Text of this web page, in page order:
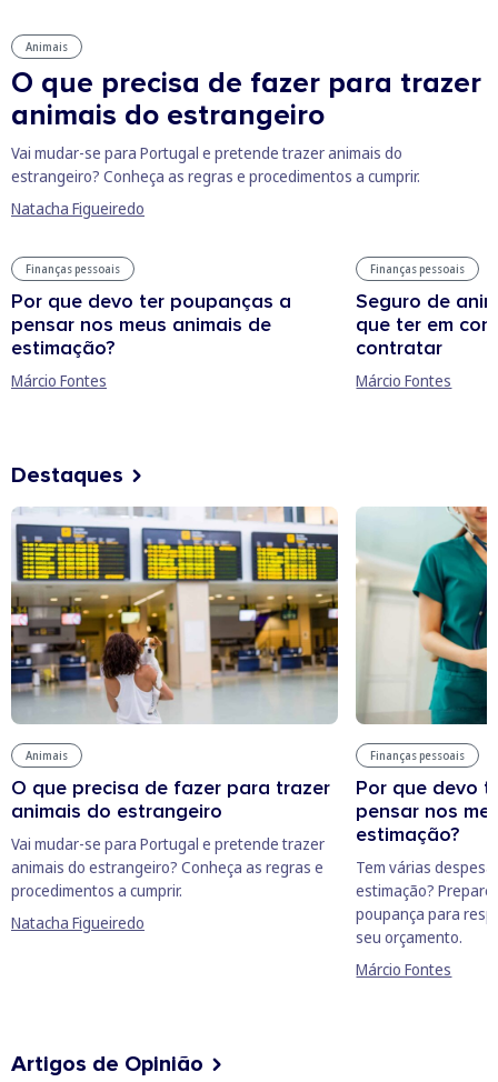
Animais
O que precisa de fazer para trazer
animais do estrangeiro
Vai mudar-se para Portugal e pretende trazer animais do
estrangeiro? Conheça as regras e procedimentos a cumprir.
Natacha Figueiredo
Finanças pessoais
Por que devo ter poupanças a
pensar nos meus animais de
estimação?
Márcio Fontes
Finanças pessoais
Seguro de
que ter em
contratar
Márcio Fontes
Destaques
Animais
O que precisa de fazer para trazer
animais do estrangeiro
Vai mudar-se para Portugal e pretende trazer
animais do estrangeiro? Conheça as regras e
procedimentos a cumprir.
Natacha Figueiredo
Finanças pessoais
Por que devo
pensar nos
estimação?
Tem várias
estimação?
poupança para
seu orçamento.
Márcio Fontes
Artigos de Opinião